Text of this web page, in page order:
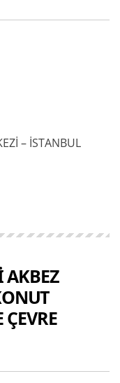
– İSTANBUL
AKBEZ